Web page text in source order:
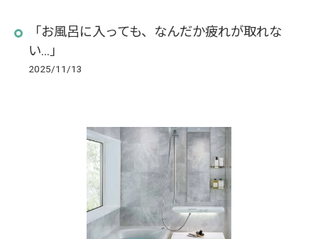
「お風呂に入っても、なんだか疲れが取れな
い…」⁡
2025/11/13